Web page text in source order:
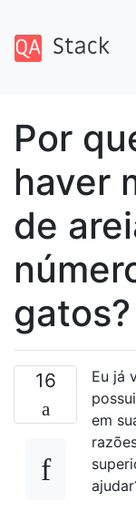
Por
haver
de
gatos?
16
Eu já
em